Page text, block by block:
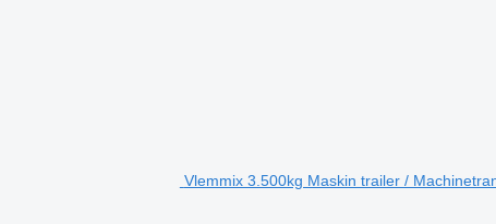
Vlemmix 3.500kg Maskin trailer /